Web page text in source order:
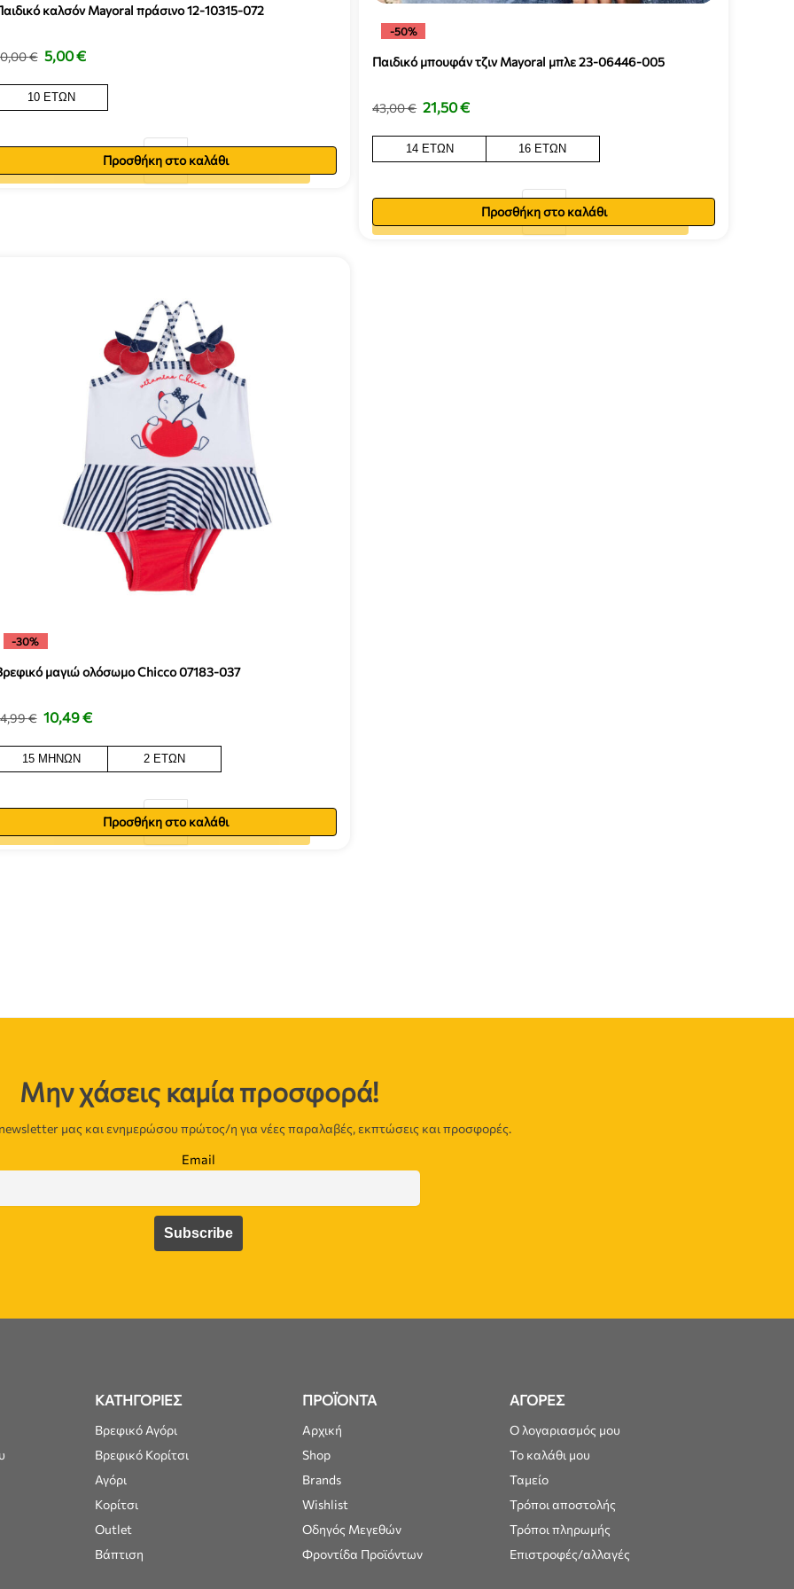
καλσόν Mayoral πράσινο 12-10315-072
€ 5,00€
10 ΕΤΏΝ
Προσθήκη στο καλάθι
Προσθήκη στο καλάθι
-50%
Παιδικό μπουφάν τζιν Mayoral μπλε 23-06446-005
43,00€ 21,50€
14 ΕΤΏΝ 16 ΕΤΏΝ
Προσθήκη στο καλάθι
Προσθήκη στο καλάθι
-30%
μαγιώ ολόσωμο Chicco 07183-037
€ 10,49€
15 ΜΗΝΏΝ 2 ΕΤΏΝ
Προσθήκη στο καλάθι
Προσθήκη στο καλάθι
Μην χάσεις καμία προσφορά!
μας και ενημερώσου πρώτος/η για νέες παραλαβές, εκπτώσεις και προσφορές.
Email
ΚΑΤΗΓΟΡΙΕΣ
Βρεφικό Αγόρι
Βρεφικό Κορίτσι
Αγόρι
Κορίτσι
Outlet
Βάπτιση
ΠΡΟΪΟΝΤΑ
Αρχική
Shop
Brands
Wishlist
Οδηγός Μεγεθών
Φροντίδα Προϊόντων
ΑΓΟΡΕΣ
Ο λογαριασμός μου
Το καλάθι μου
Ταμείο
Τρόποι αποστολής
Τρόποι πληρωμής
Επιστροφές/αλλαγές